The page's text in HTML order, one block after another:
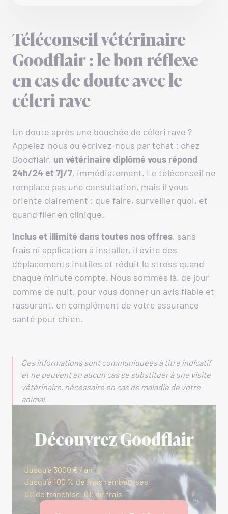
Téléconseil vétérinaire
Goodflair : le bon réflexe
en cas de doute avec le
céleri rave
Un doute après une bouchée de céleri rave ?
Appelez-nous ou écrivez-nous par tchat : chez
Goodflair, un vétérinaire diplômé vous répond
24h/24 et 7j/7, immédiatement. Le téléconseil ne
remplace pas une consultation, mais il vous
oriente clairement : que faire, surveiller quoi, et
quand filer en clinique.
Inclus et illimité dans toutes nos offres, sans
frais ni application à installer, il évite des
déplacements inutiles et réduit le stress quand
chaque minute compte. Nous sommes là, de jour
comme de nuit, pour vous donner un avis fiable et
rassurant, en complément de votre assurance
santé pour chien.
Ces informations sont communiquées à titre indicatif
et ne peuvent en aucun cas se substituer à une visite
vétérinaire, nécessaire en cas de maladie de votre
animal.
Découvrez Goodflair
Jusqu’à 3000 € / an
Jusqu’à 100 % de frais remboursés
0€ de franchise, 0€ de frais